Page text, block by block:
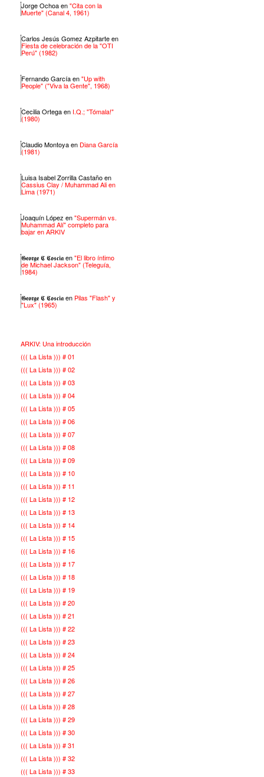
Jorge Ochoaen"Cita con la
Muerte" (Canal 4, 1961)
Carlos Jesús Gomez Azpitarteen
Fiesta de celebración de la "OTI
Perú" (1982)
Fernando Garcíaen"Up with
People" ("Viva la Gente", 1968)
Cecilia Ortegaen I.Q.; "Tómala!"
(1980)
Claudio Montoyaen Diana García
(1981)
Luisa Isabel Zorrilla Castañoen
Cassius Clay / Muhammad Ali en
Lima (1971)
Joaquín López en"Supermán vs.
Muhammad Alí" completo para
bajar en ARKIV
𝕲𝖊𝖔𝖗𝖌𝖊 𝕮 𝕮𝖔𝖘𝖈𝖎𝖆en"El libro íntimo
de Michael Jackson" (Teleguía,
1984)
𝕲𝖊𝖔𝖗𝖌𝖊 𝕮 𝕮𝖔𝖘𝖈𝖎𝖆en Pilas "Flash" y
"Lux" (1965)
ARKIV: Una introducción
((( La Lista ))) # 01
((( La Lista ))) # 02
((( La Lista ))) # 03
((( La Lista ))) # 04
((( La Lista ))) # 05
((( La Lista ))) # 06
((( La Lista ))) # 07
((( La Lista ))) # 08
((( La Lista ))) # 09
((( La Lista ))) # 10
((( La Lista ))) # 11
((( La Lista ))) # 12
((( La Lista ))) # 13
((( La Lista ))) # 14
((( La Lista ))) # 15
((( La Lista ))) # 16
((( La Lista ))) # 17
((( La Lista ))) # 18
((( La Lista ))) # 19
((( La Lista ))) # 20
((( La Lista ))) # 21
((( La Lista ))) # 22
((( La Lista ))) # 23
((( La Lista ))) # 24
((( La Lista ))) # 25
((( La Lista ))) # 26
((( La Lista ))) # 27
((( La Lista ))) # 28
((( La Lista ))) # 29
((( La Lista ))) # 30
((( La Lista ))) # 31
((( La Lista ))) # 32
((( La Lista ))) # 33